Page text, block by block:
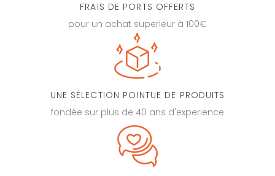
FRAIS DE PORTS OFFERTS
pour un achat superieur à 100€
UNE SÉLECTION POINTUE DE PRODUITS
fondée sur plus de 40 ans d'experience